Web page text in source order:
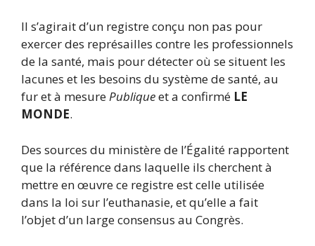
Il s’agirait d’un registre conçu non pas pour
exercer des représailles contre les professionnels
de la santé, mais pour détecter où se situent les
lacunes et les besoins du système de santé, au
fur et à mesurePubliqueet a confirmé LE
MONDE.
Des sources du ministère de l’Égalité rapportent
que la référence dans laquelle ils cherchent à
mettre en œuvre ce registre est celle utilisée
dans la loi sur l’euthanasie, et qu’elle a fait
l’objet d’un large consensus au Congrès.